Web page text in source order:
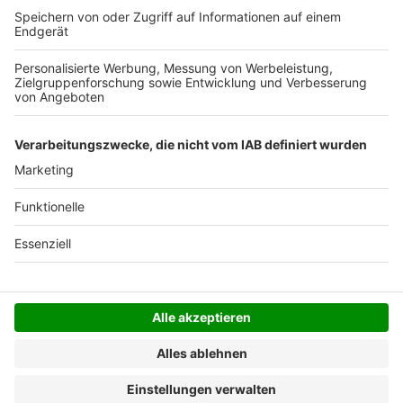
Der Bestellprozess ist mit Hilfe eines SSL-
SERVICE HOTLINE
SHOP SERVICE
Versandkostenund ggf. Nachnahmegebühren, wenn